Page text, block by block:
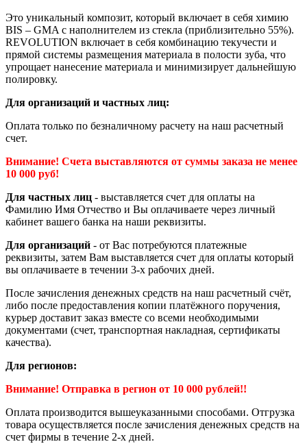
Это уникальный композит, который включает в себя химию
BIS – GMA с наполнителем из стекла (приблизительно 55%).
REVOLUTION включает в себя комбинацию текучести и
прямой системы размещения материала в полости зуба, что
упрощает нанесение материала и минимизирует дальнейшую
полировку.
Для организаций и частных лиц:
Оплата только по безналичному расчету на наш расчетный
счет.
Внимание! Счета выставляются от суммы заказа не менее
10 000 руб!
Для частных лиц - выставляется счет для оплаты на
Фамилию Имя Отчество и Вы оплачиваете через личный
кабинет вашего банка на наши реквизиты.
Для организаций - от Вас потребуются платежные
реквизиты, затем Вам выставляется счет для оплаты который
вы оплачиваете в течении 3-х рабочих дней.
После зачисления денежных средств на наш расчетный счёт,
либо после предоставления копии платёжного поручения,
курьер доставит заказ вместе со всеми необходимыми
документами (счет, транспортная накладная, сертификаты
качества).
Для регионов:
Внимание! Отправка в регион от 10 000 рублей!!
Оплата производится вышеуказанными способами. Отгрузка
товара осуществляется после зачисления денежных средств на
счет фирмы в течение 2-х дней.